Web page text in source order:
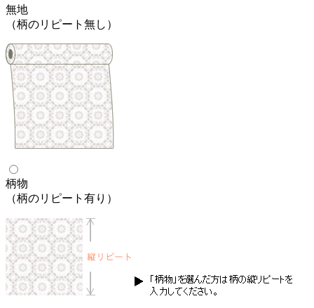
無地
（柄のリピート無し）
柄物
（柄のリピート有り）